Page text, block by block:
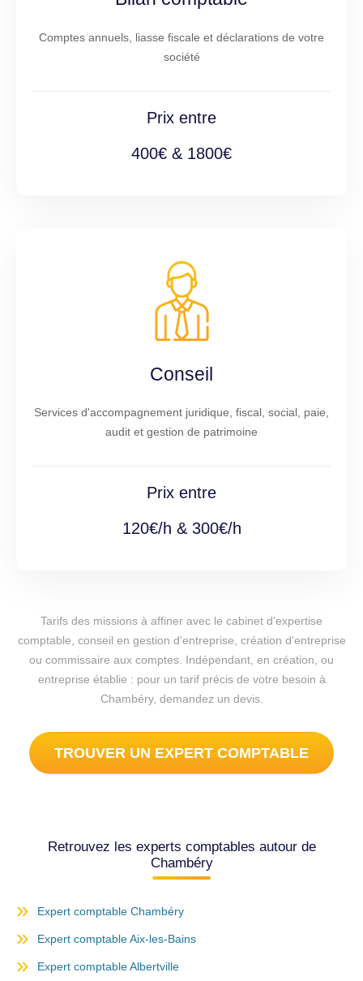
Comptes annuels, liasse fiscale et déclarations de votre
société
Prix entre
400€ & 1800€
Conseil
Services d'accompagnement juridique, fiscal, social, paie,
audit et gestion de patrimoine
Prix entre
120€/h & 300€/h
Tarifs des missions à affiner avec le cabinet d'expertise
comptable, conseil en gestion d'entreprise, création d'entreprise
ou commissaire aux comptes. Indépendant, en création, ou
entreprise établie : pour un tarif précis de votre besoin à
Chambéry, demandez un devis.
TROUVER UN EXPERT COMPTABLE
Retrouvez les experts comptables autour de
Chambéry
Expert comptable Chambéry
Expert comptable Aix-les-Bains
Expert comptable Albertville